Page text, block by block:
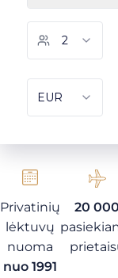
Privatinių
lėktuvų
nuoma
nuo 1991
20 000